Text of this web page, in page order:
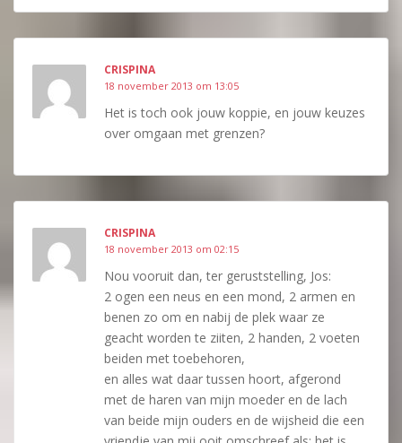
CRISPINA
18 november 2013 om 13:05
Het is toch ook jouw koppie, en jouw keuzes
over omgaan met grenzen?
CRISPINA
18 november 2013 om 02:15
Nou vooruit dan, ter geruststelling, Jos:
2 ogen een neus en een mond, 2 armen en
benen zo om en nabij de plek waar ze
geacht worden te ziiten, 2 handen, 2 voeten
beiden met toebehoren,
en alles wat daar tussen hoort, afgerond
met de haren van mijn moeder en de lach
van beide mijn ouders en de wijsheid die een